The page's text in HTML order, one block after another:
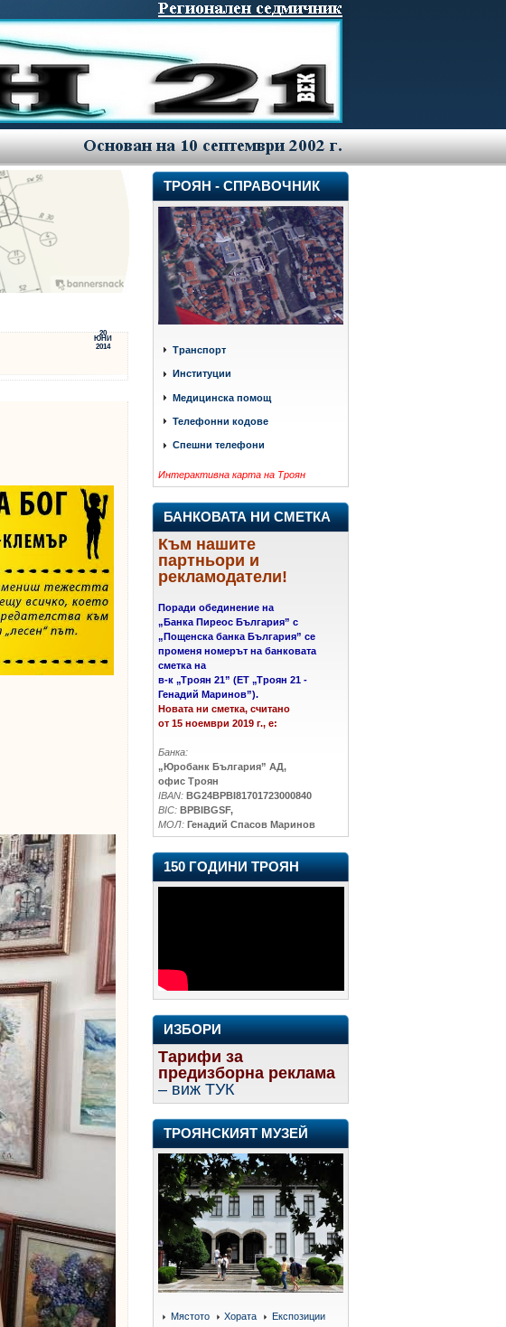
20
ЮНИ
2014
ТРОЯН - СПРАВОЧНИК
Транспорт
Институции
Медицинска помощ
Телефонни кодове
Спешни телефони
Интерактивна карта на Троян
БАНКОВАТА НИ СМЕТКА
Към нашите
партньори и
рекламодатели!
Поради обединение на
„Банка Пиреос България” с
„Пощенска банка България” се
променя номерът на банковата
сметка на
в-к „Троян 21” (ЕТ „Троян 21 -
Генадий Маринов”).
Новата ни сметка, считано
от 15 ноември 2019 г., е:
Банка:
„Юробанк България” АД,
офис Троян
IBAN: BG24BPBI81701723000840
BIC: BPBIBGSF,
МОЛ: Генадий Спасов Маринов
150 ГОДИНИ ТРОЯН
ИЗБОРИ
Тарифи за
предизборна реклама
– виж ТУК
ТРОЯНСКИЯТ МУЗЕЙ
Мястото Хората Експозиции